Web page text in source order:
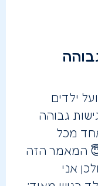
ילדים
גבוהה
מכל
המאמר הזה
אני